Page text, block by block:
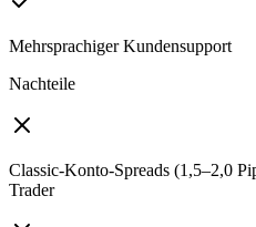
Mehrsprachiger Kundensupport
Nachteile
Classic-Konto-Spreads (1,5–2,0
Trader